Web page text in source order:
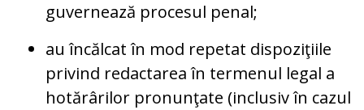
guvernează procesul penal;
au încălcat în mod repetat dispoziţiile
privind redactarea în termenul legal a
hotărârilor pronunţate (inclusiv în cazul